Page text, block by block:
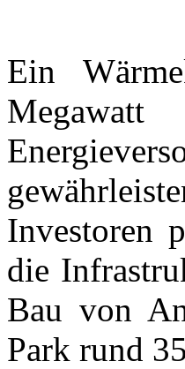
Ein
Investoren
die
Bau von
Park rund